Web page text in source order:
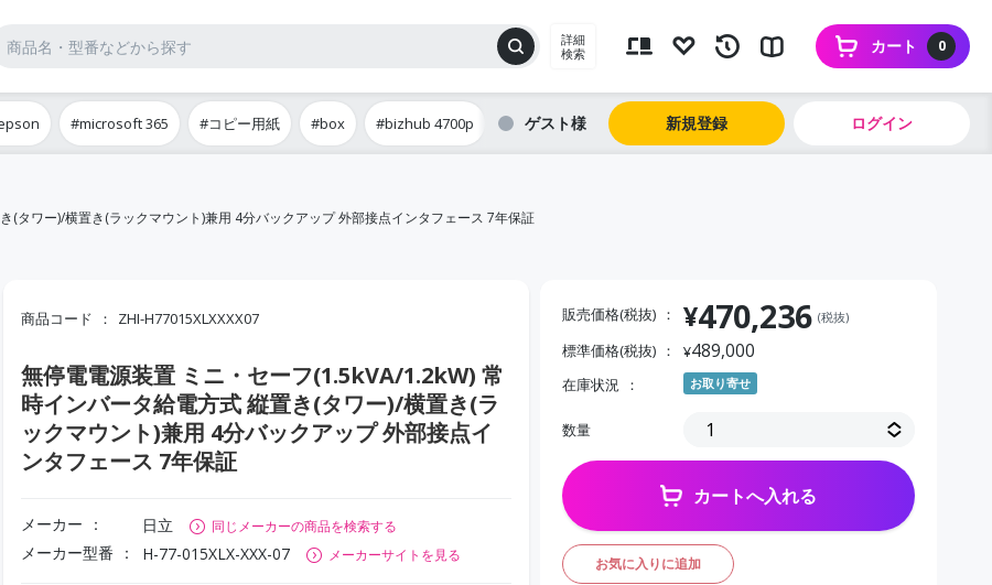
詳細
検索
0
カート
#microsoft 365 #コピー用紙 #box #bizhub 4700p ゲスト 新規登録 ログイン
タワー)/横置き(ラックマウント)兼用 4分バックアップ 外部接点インタフェース 7年保証
商品コード ZHI-H77015XLXXXX07
無停電電源装置 ミニ・セーフ(1.5kVA/1.2kW) 常
時インバータ給電方式 縦置き(タワー)/横置き(ラ
ックマウント)兼用 4分バックアップ 外部接点イ
ンタフェース 7年保証
メーカー 日立 同じメーカーの商品を検索する
メーカー型番 H-77-015XLX-XXX-07 メーカーサイトを見る
販売価格(税抜) ¥470,236 (税抜)
標準価格(税抜) ¥489,000
在庫状況 お取り寄せ
数量
カートへ入れる
お気に入りに追加